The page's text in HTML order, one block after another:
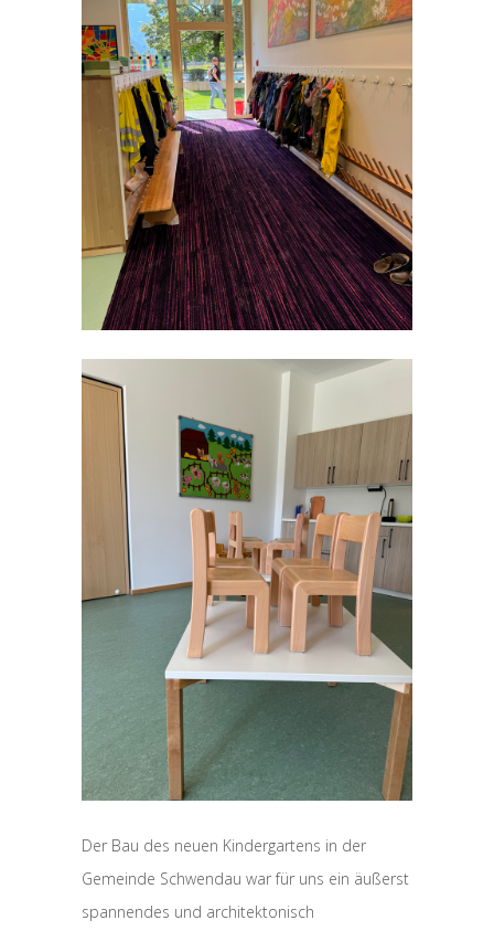
Der Bau des neuen Kindergartens in der
Gemeinde Schwendau war für uns ein äußerst
spannendes und architektonisch